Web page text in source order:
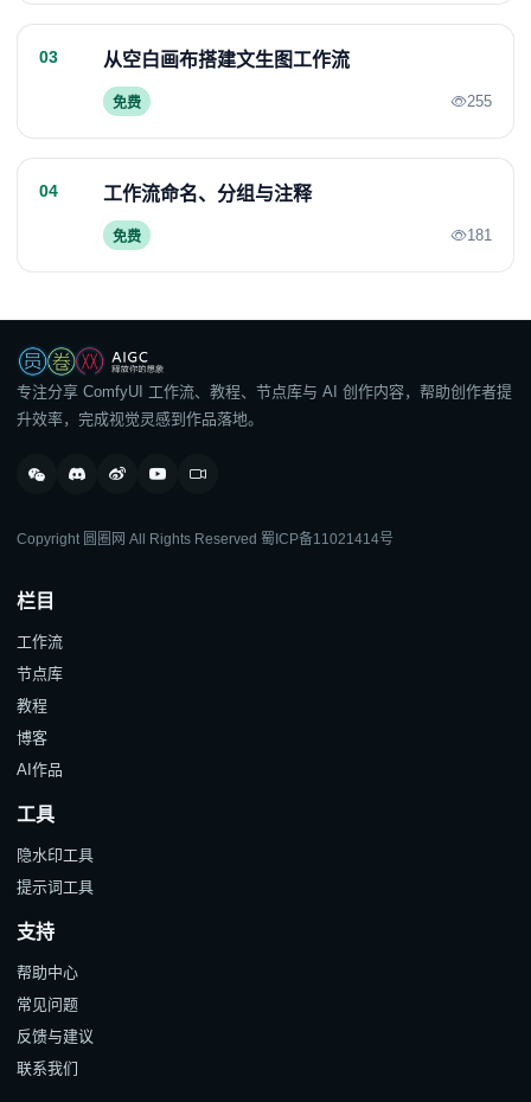
03 从空白画布搭建文生图工作流
免费 255
04 工作流命名、分组与注释
免费 181
专注分享 ComfyUI 工作流、教程、节点库与 AI 创作内容，帮助创作者提
升效率，完成视觉灵感到作品落地。
Copyright 圆圈网 All Rights Reserved 蜀ICP备11021414号
栏目
工作流
节点库
教程
博客
AI作品
工具
隐水印工具
提示词工具
支持
帮助中心
常见问题
反馈与建议
联系我们